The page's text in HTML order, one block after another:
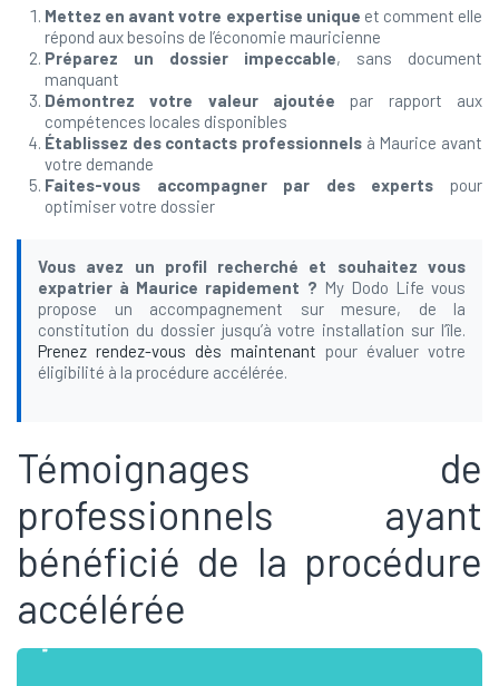
Mettez en avant votre expertise unique et comment elle
répond aux besoins de l’économie mauricienne
Préparez un dossier impeccable, sans document
manquant
Démontrez votre valeur ajoutée par rapport aux
compétences locales disponibles
Établissez des contacts professionnels à Maurice avant
votre demande
Faites-vous accompagner par des experts pour
optimiser votre dossier
Vous avez un profil recherché et souhaitez vous
expatrier à Maurice rapidement ? My Dodo Life vous
propose un accompagnement sur mesure, de la
constitution du dossier jusqu’à votre installation sur l’île.
Prenez rendez-vous dès maintenant pour évaluer votre
éligibilité à la procédure accélérée.
Témoignages de
professionnels ayant
bénéficié de la procédure
accélérée